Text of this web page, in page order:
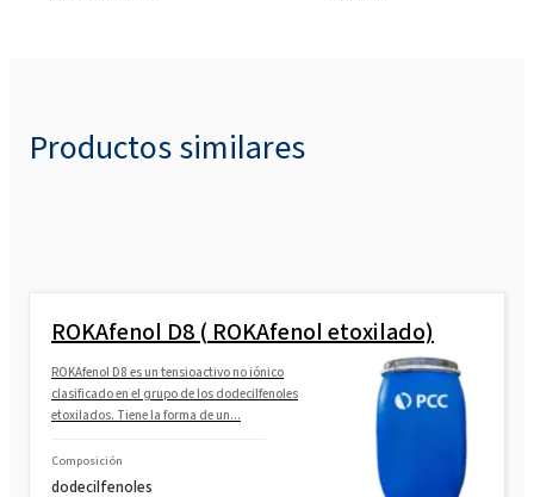
Productos similares
ROKAfenol D8 ( ROKAfenol etoxilado)
ROKAfenol D8 es un tensioactivo no iónico
clasificado en el grupo de los dodecilfenoles
etoxilados. Tiene la forma de un...
Composición
dodecilfenoles